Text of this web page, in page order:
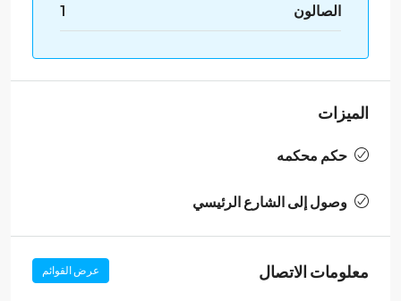
الصالون 1
الميزات
حكم محكمه
وصول إلى الشارع الرئيسي
معلومات الاتصال عرض القوائم